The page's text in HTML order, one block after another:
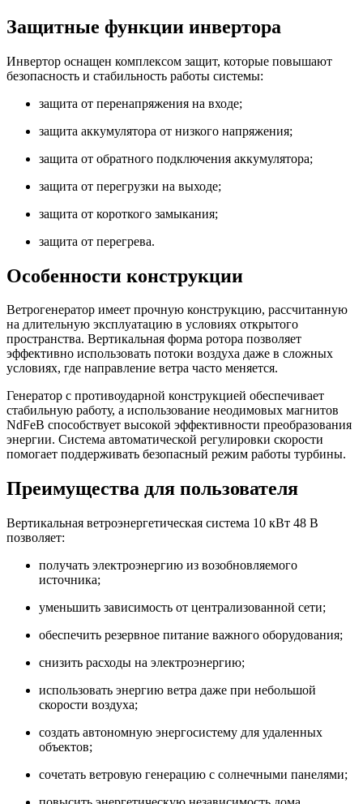
Защитные функции инвертора
Инвертор оснащен комплексом защит, которые повышают
безопасность и стабильность работы системы:
защита от перенапряжения на входе;
защита аккумулятора от низкого напряжения;
защита от обратного подключения аккумулятора;
защита от перегрузки на выходе;
защита от короткого замыкания;
защита от перегрева.
Особенности конструкции
Ветрогенератор имеет прочную конструкцию, рассчитанную
на длительную эксплуатацию в условиях открытого
пространства. Вертикальная форма ротора позволяет
эффективно использовать потоки воздуха даже в сложных
условиях, где направление ветра часто меняется.
Генератор с противоударной конструкцией обеспечивает
стабильную работу, а использование неодимовых магнитов
NdFeB способствует высокой эффективности преобразования
энергии. Система автоматической регулировки скорости
помогает поддерживать безопасный режим работы турбины.
Преимущества для пользователя
Вертикальная ветроэнергетическая система 10 кВт 48 В
позволяет:
получать электроэнергию из возобновляемого
источника;
уменьшить зависимость от централизованной сети;
обеспечить резервное питание важного оборудования;
снизить расходы на электроэнергию;
использовать энергию ветра даже при небольшой
скорости воздуха;
создать автономную энергосистему для удаленных
объектов;
сочетать ветровую генерацию с солнечными панелями;